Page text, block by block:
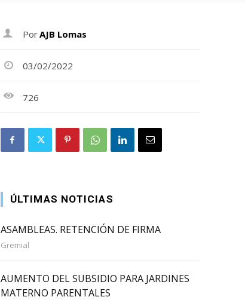
PorAJB Lomas
03/02/2022
726
ÚLTIMAS NOTICIAS
ASAMBLEAS. RETENCIÓN DE FIRMA
Gremial
AUMENTO DEL SUBSIDIO PARA JARDINES
MATERNO PARENTALES